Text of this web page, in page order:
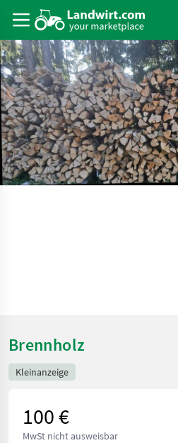
Brennholz
Kleinanzeige
100 €
MwSt nicht ausweisbar